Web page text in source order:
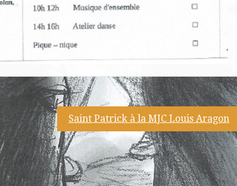
Saint Patrick à la MJC Louis Aragon